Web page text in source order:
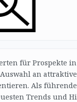
für Prospekte
an
Als
Trends und